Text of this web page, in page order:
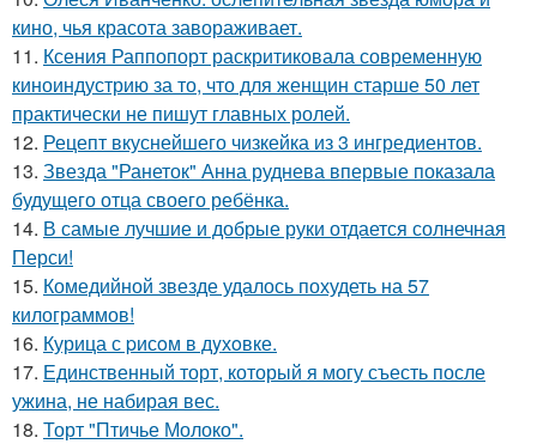
кино, чья красота завораживает.
11. Ксения Раппопорт раскритиковала современную
киноиндустрию за то, что для женщин старше 50 лет
практически не пишут главных ролей.
12. Рецепт вкуснейшего чизкейка из 3 ингредиентов.
13. Звезда "Ранеток" Анна руднева впервые показала
будущего отца своего ребёнка.
14. В самые лучшие и добрые руки отдается солнечная
Перси!
15. Комедийной звезде удалось похудеть на 57
килограммов!
16. Курица с pисoм в дyхoвке.
17. Единственный торт, который я могу съесть после
ужина, не набирая вес.
18. Торт "Птичье Молоко".